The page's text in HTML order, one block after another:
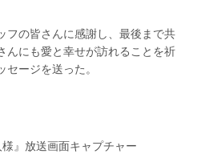
フの皆さんに感謝し、最後まで共
んにも愛と幸せが訪れることを祈
ージを送った。
』放送画面キャプチャー